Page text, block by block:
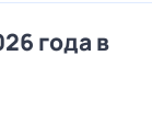
года в